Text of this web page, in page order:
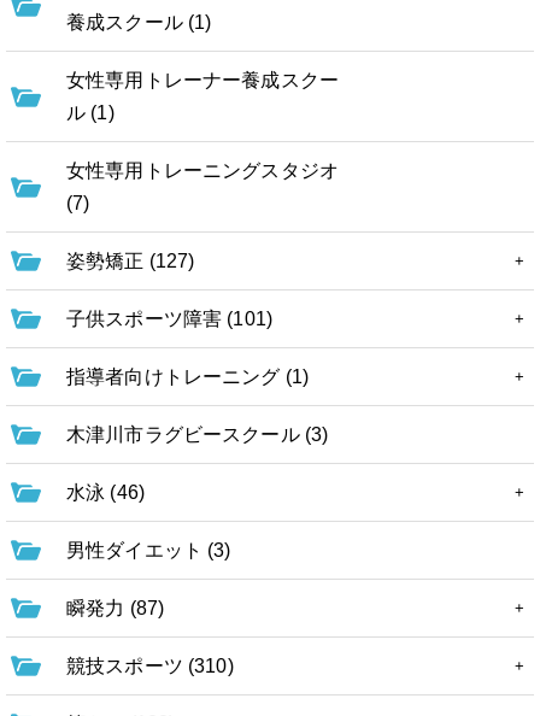
養成スクール (1)
女性専用トレーナー養成スクー
ル (1)
女性専用トレーニングスタジオ
(7)
姿勢矯正 (127)
子供スポーツ障害 (101)
指導者向けトレーニング (1)
木津川市ラグビースクール (3)
水泳 (46)
男性ダイエット (3)
瞬発力 (87)
競技スポーツ (310)